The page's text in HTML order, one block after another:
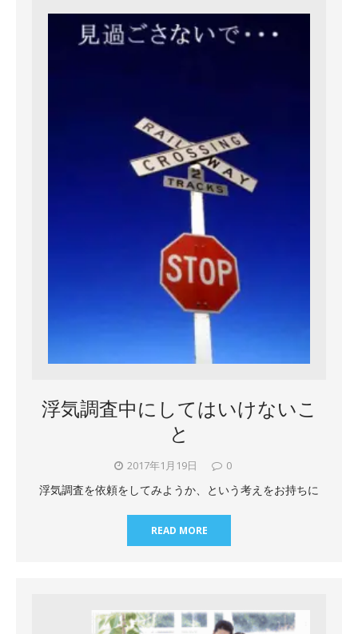
浮気調査中にしてはいけないこ
と
2017年1月19日 0
浮気調査を依頼をしてみようか、という考えをお持ちに
READ MORE